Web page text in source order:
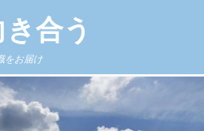
合う
をお届け